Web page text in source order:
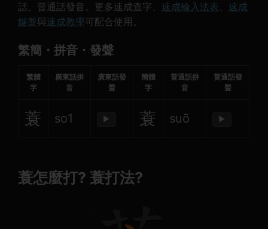
話、普通話發音。更多速成查字、 速成輸入法表、 速成
鍵盤與速成教學可配合使用。
繁簡・拼音・發聲
繁體
字
廣東話拼
音
廣東話發
聲
簡體
字
普通話拼
音
普通話發
聲
蓑 so1 ▶ 蓑 suō ▶
蓑怎麼打? 蓑打法?